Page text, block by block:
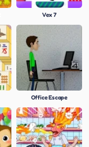
Vex 7
Office Escape